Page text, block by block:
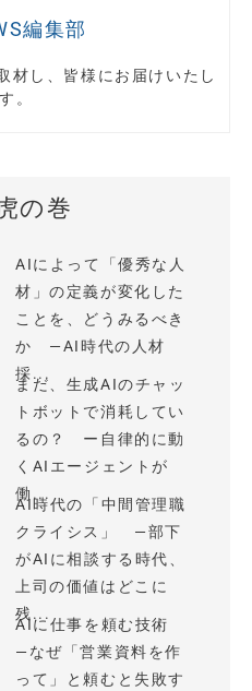
編集部
材し、皆様にお届けいたし
。
の巻
AIによって「優秀な人
材」の定義が変化した
ことを、どうみるべき
か —AI時代の人材
採...
まだ、生成AIのチャッ
トボットで消耗してい
るの？ ー自律的に動
くAIエージェントが
働...
AI時代の「中間管理職
クライシス」 —部下
がAIに相談する時代、
上司の価値はどこに
残...
AIに仕事を頼む技術
—なぜ「営業資料を作
って」と頼むと失敗す